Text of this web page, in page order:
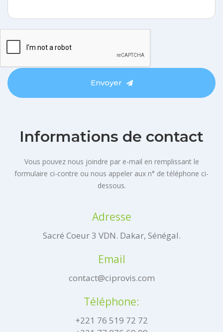
Envoyer
Informations de contact
Vous pouvez nous joindre par e-mail en remplissant le
formulaire ci-contre ou nous appeler aux n° de téléphone ci-
dessous.
Adresse
Sacré Coeur 3 VDN. Dakar, Sénégal.
Email
contact@ciprovis.com
Téléphone:
+221 76 519 72 72